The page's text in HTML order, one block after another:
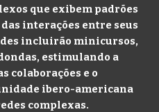
que exibem padrões
interações entre seus
incluirão minicursos,
estimulando a
colaborações e o
ibero-americana
complexas.